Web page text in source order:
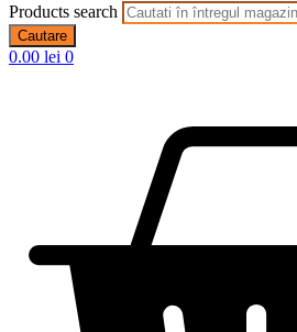
Products search
Cautare
0.00 lei 0